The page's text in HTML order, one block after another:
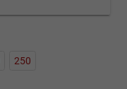
250